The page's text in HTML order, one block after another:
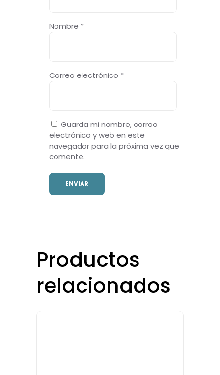
Nombre *
Correo electrónico *
Guarda mi nombre, correo
electrónico y web en este
navegador para la próxima vez que
comente.
Productos
relacionados